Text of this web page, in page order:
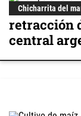
Chicharrita del
retracción
central